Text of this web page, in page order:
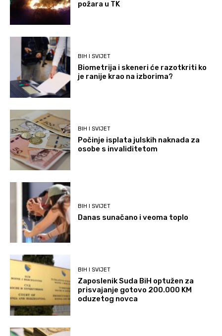
požara u TK
BIH I SVIJET
Biometrija i skeneri će razotkriti ko
je ranije krao na izborima?
BIH I SVIJET
Počinje isplata julskih naknada za
osobe s invaliditetom
BIH I SVIJET
Danas sunačano i veoma toplo
BIH I SVIJET
Zaposlenik Suda BiH optužen za
prisvajanje gotovo 200.000 KM
oduzetog novca